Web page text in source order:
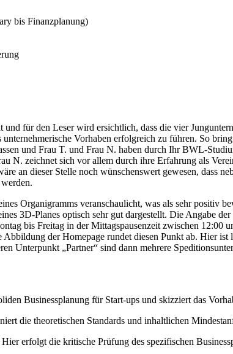
bis Finanzplanung)
für den Leser wird ersichtlich, dass die vier
Vorhaben erfolgreich zu führen. So
und Frau T. und Frau N. haben durch Ihr BWL-
N. zeichnet sich vor allem durch ihre Erfahrung als
an dieser Stelle noch wünschenswert gewesen, dass
Organigramms veranschaulicht, was als sehr positiv
3D-Planes optisch sehr gut dargestellt. Die Angabe
bis Freitag in der Mittagspausenzeit zwischen
der Homepage rundet diesen Punkt ab. Hier
Unterpunkt „Partner“ sind dann mehrere
Businessplanung für Start-ups und skizziert das
die theoretischen Standards und inhaltlichen
Hier erfolgt die kritische Prüfung des spezifischen